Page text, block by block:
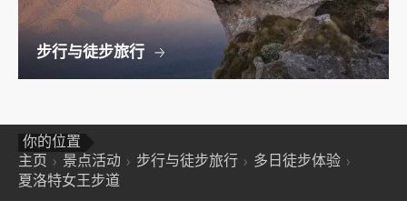
步行与徒步旅行
你的位置
主页
景点活动 步行与徒步旅行
多日徒步体验
夏洛特女王步道